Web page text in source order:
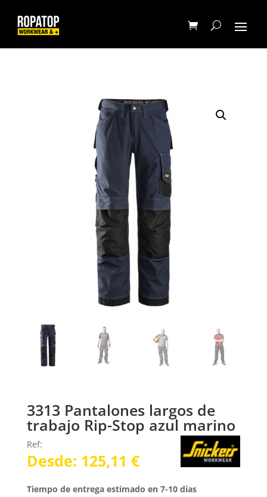
3313 Pantalones largos de
trabajo Rip-Stop azul marino
Ref:
Desde: 125,11 €
Tiempo de entrega estimado en 7-10 días